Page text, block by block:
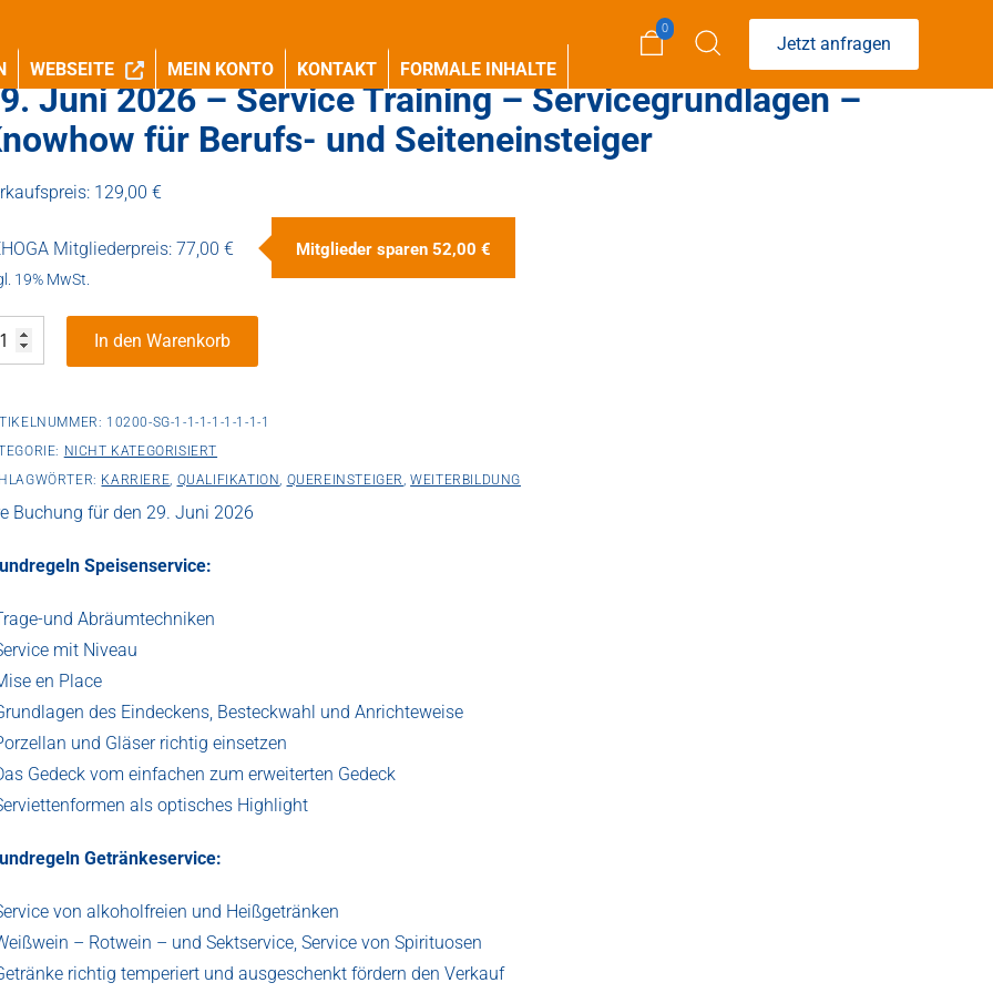
WEBSEITE MEIN KONTO KONTAKT FORMALE INHALTE
0
Jetzt anfragen
Juni 2026 – Service Training – Servicegrundlagen –
für Berufs- und Seiteneinsteiger
129,00 €
Mitgliederpreis:77,00 € Mitglieder sparen52,00 €
19% MwSt.
In den Warenkorb
10200-SG-1-1-1-1-1-1-1-1
NICHT KATEGORISIERT
KARRIERE QUALIFIKATION QUEREINSTEIGER ,WEITERBILDUNG
Buchung für den 29. Juni 2026
Speisenservice:
und Abräumtechniken
mit Niveau
en Place
des Eindeckens, Besteckwahl und Anrichteweise
und Gläser richtig einsetzen
Gedeck vom einfachen zum erweiterten Gedeck
als optisches Highlight
Getränkeservice:
von alkoholfreien und Heißgetränken
– Rotwein – und Sektservice, Service von Spirituosen
richtig temperiert und ausgeschenkt fördern den Verkauf